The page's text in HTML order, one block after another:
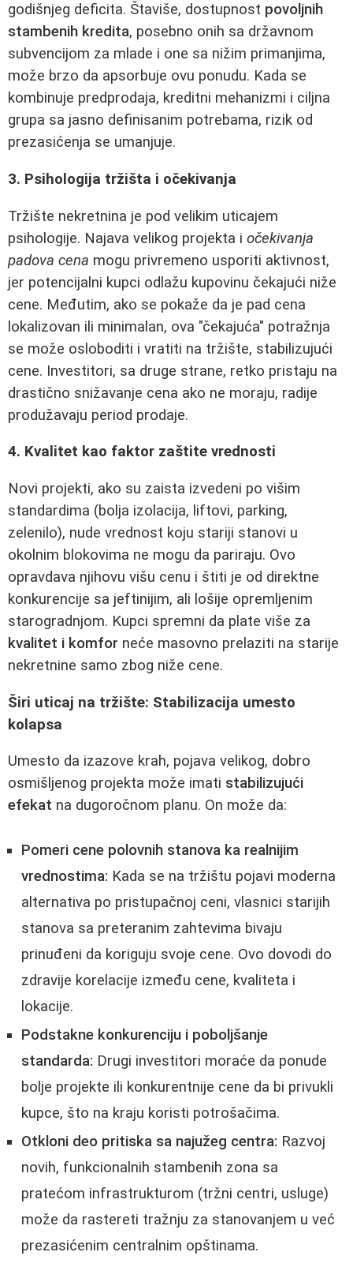
godišnjeg deficita. Štaviše, dostupnost povoljnih
stambenih kredita, posebno onih sa državnom
subvencijom za mlade i one sa nižim primanjima,
može brzo da apsorbuje ovu ponudu. Kada se
kombinuje predprodaja, kreditni mehanizmi i ciljna
grupa sa jasno definisanim potrebama, rizik od
prezasićenja se umanjuje.
3. Psihologija tržišta i očekivanja
Tržište nekretnina je pod velikim uticajem
psihologije. Najava velikog projekta i očekivanja
padova cena mogu privremeno usporiti aktivnost,
jer potencijalni kupci odlažu kupovinu čekajući niže
cene. Međutim, ako se pokaže da je pad cena
lokalizovan ili minimalan, ova "čekajuća" potražnja
se može osloboditi i vratiti na tržište, stabilizujući
cene. Investitori, sa druge strane, retko pristaju na
drastično snižavanje cena ako ne moraju, radije
produžavaju period prodaje.
4. Kvalitet kao faktor zaštite vrednosti
Novi projekti, ako su zaista izvedeni po višim
standardima (bolja izolacija, liftovi, parking,
zelenilo), nude vrednost koju stariji stanovi u
okolnim blokovima ne mogu da pariraju. Ovo
opravdava njihovu višu cenu i štiti je od direktne
konkurencije sa jeftinijim, ali lošije opremljenim
starogradnjom. Kupci spremni da plate više za
kvalitet i komfor neće masovno prelaziti na starije
nekretnine samo zbog niže cene.
Širi uticaj na tržište: Stabilizacija umesto
kolapsa
Umesto da izazove krah, pojava velikog, dobro
osmišljenog projekta može imati stabilizujući
efekat na dugoročnom planu. On može da:
Pomeri cene polovnih stanova ka realnijim
vrednostima: Kada se na tržištu pojavi moderna
alternativa po pristupačnoj ceni, vlasnici starijih
stanova sa preteranim zahtevima bivaju
prinuđeni da koriguju svoje cene. Ovo dovodi do
zdravije korelacije između cene, kvaliteta i
lokacije.
Podstakne konkurenciju i poboljšanje
standarda: Drugi investitori moraće da ponude
bolje projekte ili konkurentnije cene da bi privukli
kupce, što na kraju koristi potrošačima.
Otkloni deo pritiska sa najužeg centra: Razvoj
novih, funkcionalnih stambenih zona sa
pratećom infrastrukturom (tržni centri, usluge)
može da rastereti tražnju za stanovanjem u već
prezasićenim centralnim opštinama.